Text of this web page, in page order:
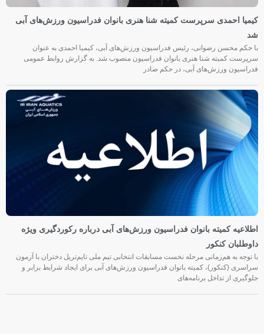
کیمیا احمدی سرپرست کمیته شنا هنری بانوان فدراسیون ورزش‌های آبی
شد
با حکم محسن رضوانی، رئیس فدراسیون ورزش‌های آبی، کیمیا احمدی به عنوان
سرپرست کمیته شنا هنری بانوان فدراسیون منصوب شد. به گزارش روابط عمومی
فدراسیون ورزش‌های آبی، در حکم صادر
اطلاعیه کمیته بانوان فدراسیون ورزش‌های آبی درباره رکوردگیری ویژه
داوطلبان کنکور
با توجه به هم‌زمانی مرحله نخست مسابقات انتخابی تیم ملی تایم‌تریل دختران با آزمون
سراسری (کنکور)، کمیته بانوان فدراسیون ورزش‌های آبی برای ایجاد شرایط برابر و
جلوگیری از تداخل برنامه‌های